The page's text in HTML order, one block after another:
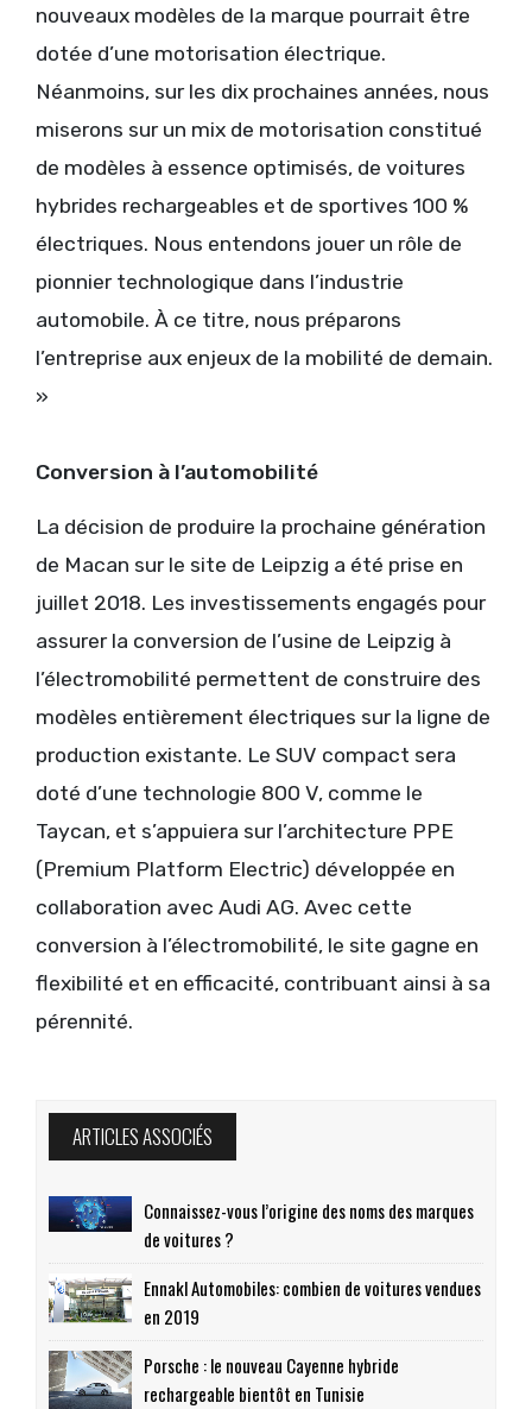
nouveaux modèles de la marque pourrait être
dotée d’une motorisation électrique.
Néanmoins, sur les dix prochaines années, nous
miserons sur un mix de motorisation constitué
de modèles à essence optimisés, de voitures
hybrides rechargeables et de sportives 100 %
électriques. Nous entendons jouer un rôle de
pionnier technologique dans l’industrie
automobile. À ce titre, nous préparons
l’entreprise aux enjeux de la mobilité de demain.
»
Conversion à l’automobilité
La décision de produire la prochaine génération
de Macan sur le site de Leipzig a été prise en
juillet 2018. Les investissements engagés pour
assurer la conversion de l’usine de Leipzig à
l’électromobilité permettent de construire des
modèles entièrement électriques sur la ligne de
production existante. Le SUV compact sera
doté d’une technologie 800 V, comme le
Taycan, et s’appuiera sur l’architecture PPE
(Premium Platform Electric) développée en
collaboration avec Audi AG. Avec cette
conversion à l’électromobilité, le site gagne en
flexibilité et en efficacité, contribuant ainsi à sa
pérennité.
ARTICLES ASSOCIÉS
Connaissez-vous l’origine des noms des marques
de voitures ?
Ennakl Automobiles: combien de voitures vendues
en 2019
Porsche : le nouveau Cayenne hybride
rechargeable bientôt en Tunisie